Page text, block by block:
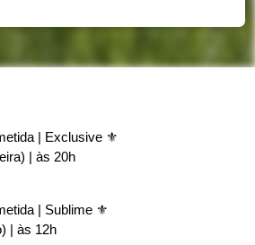
| Exclusive ⚜️
| às 20h
| Sublime ⚜️
| às 12h